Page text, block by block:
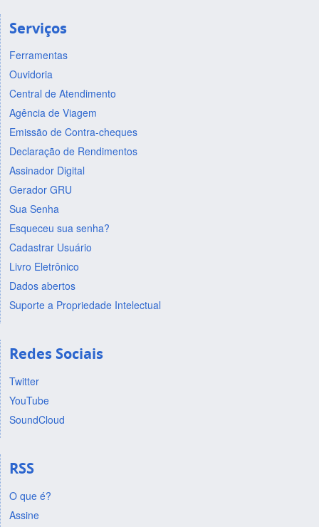
Serviços
Ferramentas
Ouvidoria
Central de Atendimento
Agência de Viagem
Emissão de Contra-cheques
Declaração de Rendimentos
Assinador Digital
Gerador GRU
Sua Senha
Esqueceu sua senha?
Cadastrar Usuário
Livro Eletrônico
Dados abertos
Suporte a Propriedade Intelectual
Redes Sociais
Twitter
YouTube
SoundCloud
RSS
O que é?
Assine